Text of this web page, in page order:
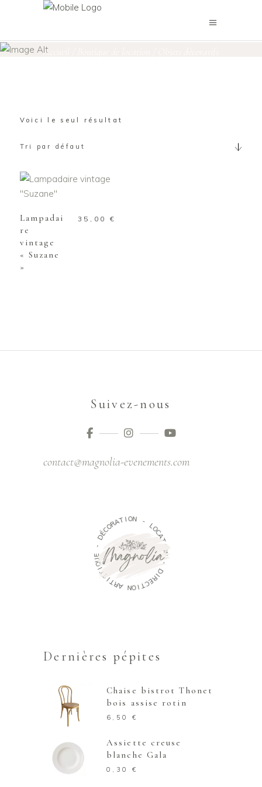
Accueil
Voici le seul résultat
Tri par défaut
AJOUTER AU
PANIER
Lampadai
re
vintage
« Suzane
»
35,00€
Suivez-nous
contact@magnolia-evenements.com
D
É
CORAT I ON -
L
O
C
A
T
I
O
N
-
D
I
R
E
C
T
I
O
N
A
R
T
I
S
T
I
Q
U
E
-
Dernières pépites
Chaise bistrot Thonet
bois assise rotin
6,50 €
Assiette creuse
blanche Gala
0,30 €